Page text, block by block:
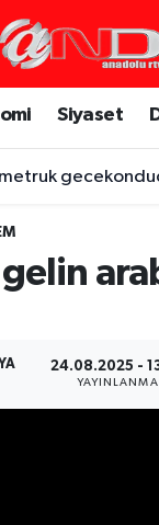
Siyaset
cesedi bulunmuştu, iş
24.08.2025 -
YAYINLANMA